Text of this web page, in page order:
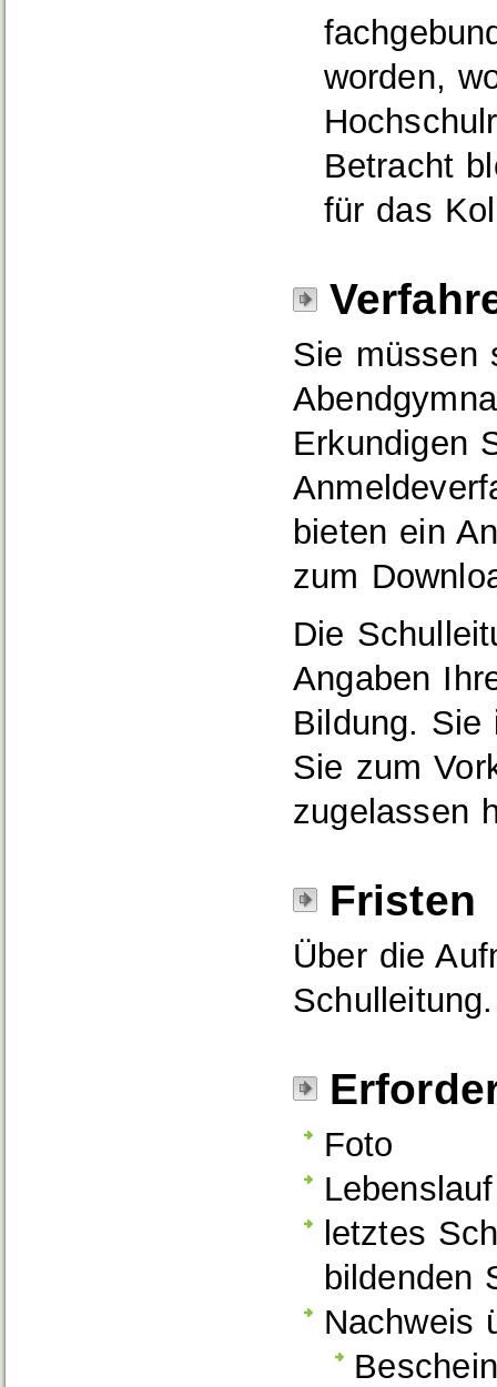
worden,
Betracht
für das
Sie müssen
Erkundigen
bieten ein
zum
Die
Angaben
Bildung.
Sie zum
zugelassen
Fristen
Über die
Schulleitung.
Foto
Lebenslauf
letztes
bildenden
Nachweis